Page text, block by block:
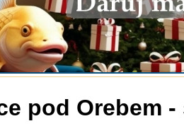
pod Orebem